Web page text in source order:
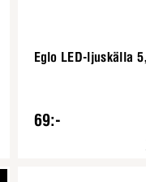
Eglo LED-ljuskälla
69:-